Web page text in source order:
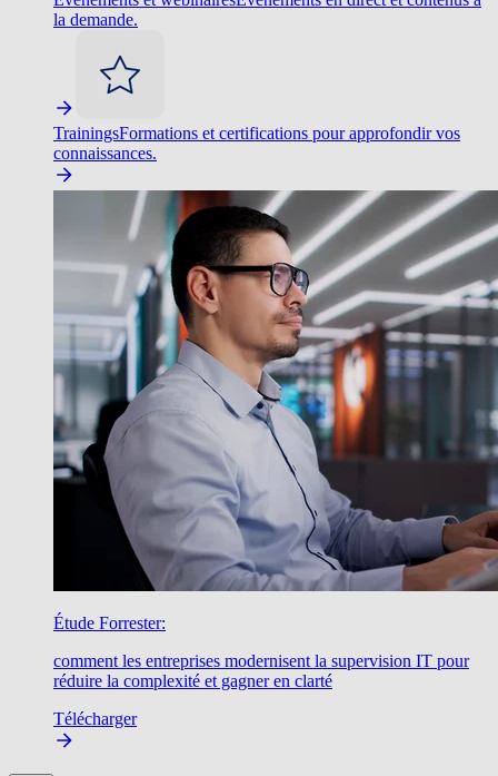
la demande.
TrainingsFormations et certifications pour approfondir vos
connaissances.
Étude Forrester:
comment les entreprises modernisent la supervision IT pour
réduire la complexité et gagner en clarté
Télécharger